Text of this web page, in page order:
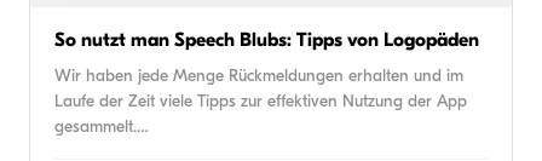
So nutzt man Speech Blubs: Tipps von Logopäden
Wir haben jede Menge Rückmeldungen erhalten und im
Laufe der Zeit viele Tipps zur effektiven Nutzung der App
gesammelt.…